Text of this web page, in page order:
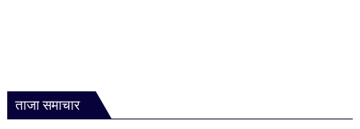
ताजा समाचार